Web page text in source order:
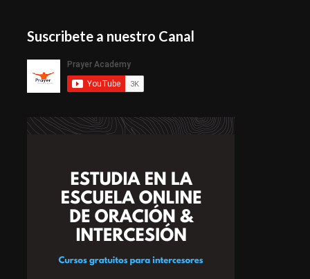
Suscribete a nuestro Canal